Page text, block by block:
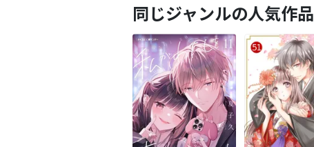
同じジャンルの人気作品